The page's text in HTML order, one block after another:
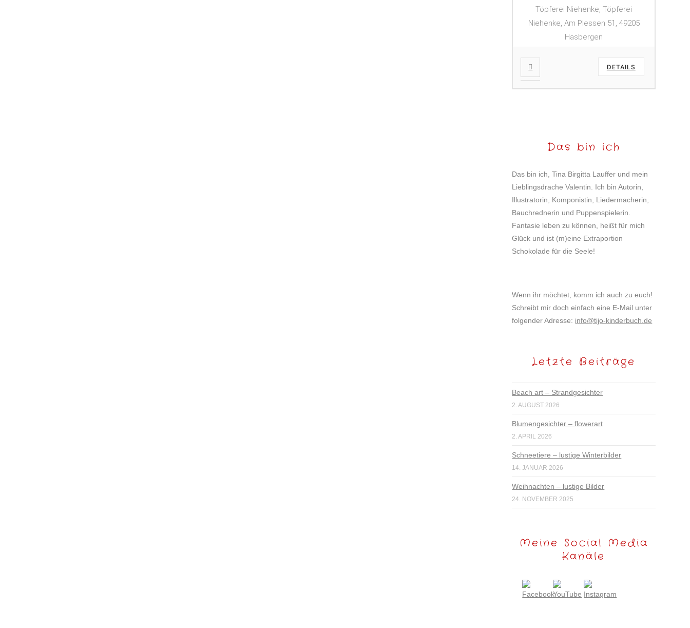
Töpferei Niehenke, Töpferei
Niehenke, Am Plessen 51, 49205
Hasbergen
DETAILS
Das bin ich
Das bin ich, Tina Birgitta Lauffer und mein
Lieblingsdrache Valentin. Ich bin Autorin,
Illustratorin, Komponistin, Liedermacherin,
Bauchrednerin und Puppenspielerin.
Fantasie leben zu können, heißt für mich
Glück und ist (m)eine Extraportion
Schokolade für die Seele!
Wenn ihr möchtet, komm ich auch zu euch!
Schreibt mir doch einfach eine E-Mail unter
folgender Adresse: info@tijo-kinderbuch.de
Letzte Beiträge
Beach art – Strandgesichter
2. AUGUST 2026
Blumengesichter – flowerart
2. APRIL 2026
Schneetiere – lustige Winterbilder
14. JANUAR 2026
Weihnachten – lustige Bilder
24. NOVEMBER 2025
Meine Social Media
Kanäle